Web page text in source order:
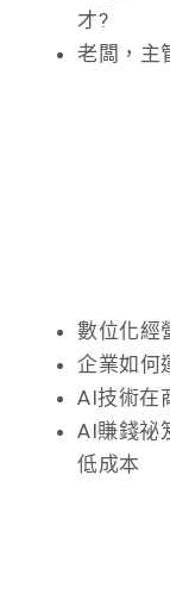
才?
老闆，主
數位化經
企業如何
AI技術在
AI賺錢祕
低成本